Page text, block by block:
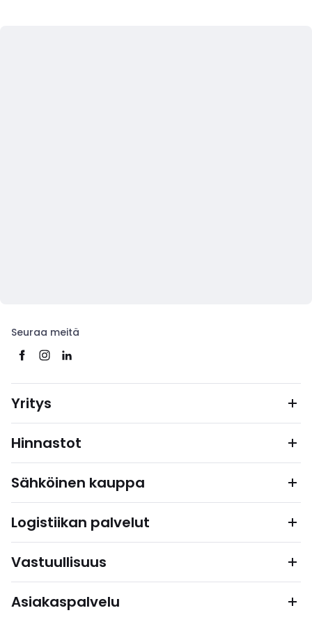
Seuraa meitä
Yritys
Hinnastot
Sähköinen kauppa
Logistiikan palvelut
Vastuullisuus
Asiakaspalvelu